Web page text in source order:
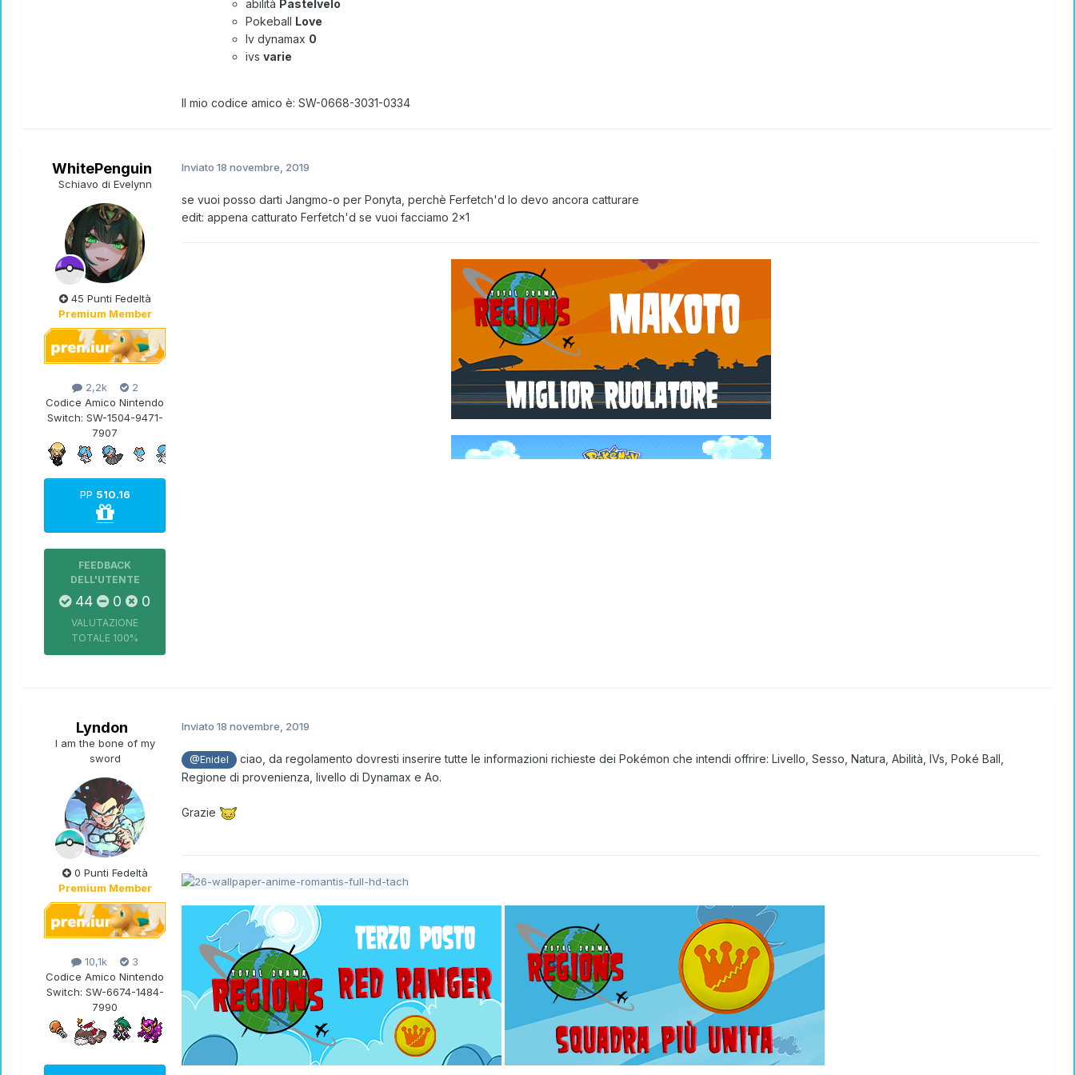
abilità Pastelvelo
Pokeball Love
lv dynamax 0
ivs varie
Il mio codice amico è: SW-0668-3031-0334
WhitePenguin
Schiavo di Evelynn
45 Punti Fedeltà
Premium Member
2,2k
2
Codice Amico Nintendo
Switch: SW-1504-9471-
7907
PP 510.16
FEEDBACK
DELL'UTENTE
44 0 0
VALUTAZIONE
TOTALE 100%
Inviato 18 novembre, 2019
se vuoi posso darti Jangmo-o per Ponyta, perchè Ferfetch'd lo devo ancora catturare
edit: appena catturato Ferfetch'd se vuoi facciamo 2x1
Lyndon
I am the bone of my
sword
0 Punti Fedeltà
Premium Member
10,1k
3
Codice Amico Nintendo
Switch: SW-6674-1484-
7990
Inviato 18 novembre, 2019
@Enidel
ciao, da regolamento dovresti inserire tutte le informazioni richieste dei Pokémon che intendi offrire: Livello, Sesso, Natura, Abilità, IVs, Poké Ball,
Regione di provenienza, livello di Dynamax e Ao.
Grazie